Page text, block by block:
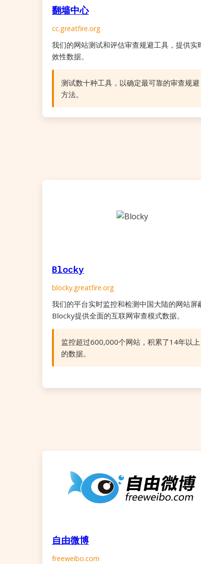
翻墙中心
cc.greatfire.org
我们的网站测试和评估审查规避工具，提供实
效性数据。
测试数十种工具，以确定最可靠的审查规避
方法。
Blocky
blocky.greatfire.org
我们的平台实时监控和检测中国大陆的网站屏
Blocky提供全面的互联网审查模式数据。
监控超过600,000个网站，积累了14年以上
的数据。
自由微博
freeweibo.com